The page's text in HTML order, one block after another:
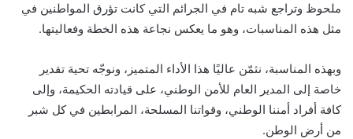
ملحوظ وتراجع شبه تام في الجرائم التي كانت تؤرق المواطنين في
مثل هذه المناسبات، وهو ما يعكس نجاعة هذه الخطة وفعاليتها.
وبهذه المناسبة، نثمّن عاليًا هذا الأداء المتميز، ونوجّه تحية تقدير
خاصة إلى المدير العام للأمن الوطني، على قيادته الحكيمة، وإلى
كافة أفراد أمننا الوطني، وقواتنا المسلحة، المرابطين في كل شبر
من أرض الوطن.